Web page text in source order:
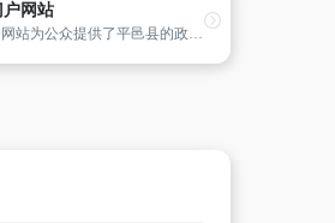
户网站
山东平邑综合门户网站为公众提供了平邑县的政治、经济、社会、文化、旅游、招商引资等基本方面的信息,是服务公民、服务经济发展和招商引资的窗口与平台。